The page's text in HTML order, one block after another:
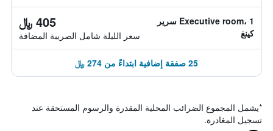
Executive room، 1 سرير
كينغ
405 ﷼
سعر الليلة شامل الصريبة المضافة
25 صفقة إضافية ابتداءً من 274 ﷼
*يشمل المجموع الضرائب المحلية المقدرة والرسوم المستحقة عند
تسجيل المغادرة.